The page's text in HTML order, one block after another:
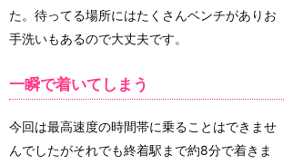
た。待ってる場所にはたくさんベンチがありお
手洗いもあるので大丈夫です。
一瞬で着いてしまう
今回は最高速度の時間帯に乗ることはできませ
んでしたがそれでも終着駅まで約8分で着きま